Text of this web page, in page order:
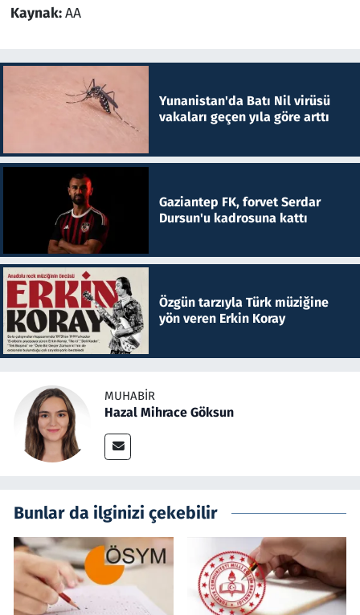
Kaynak:AA
Yunanistan'da Batı Nil virüsü
vakaları geçen yıla göre arttı
Gaziantep FK, forvet Serdar
Dursun'u kadrosuna kattı
Özgün tarzıyla Türk müziğine
yön veren Erkin Koray
MUHABIR
Hazal Mihrace Göksun
Bunlar da ilginizi çekebilir